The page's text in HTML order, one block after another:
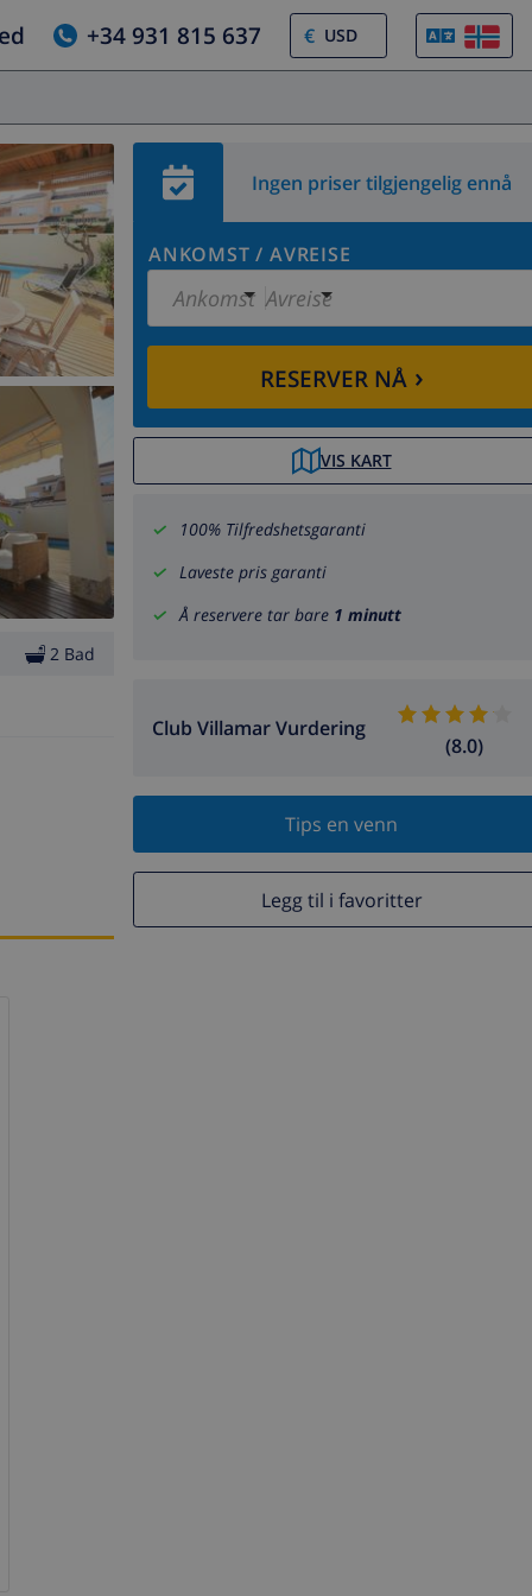
+34 931 815 637 €
Ingen priser tilgjengelig ennå
ANKOMST / AVREISE
Ankomst Avreise
RESERVER NÅ›
VIS KART
100% Tilfredshetsgaranti
Laveste pris garanti
Å reservere tar bare 1 minutt
Club Villamar Vurdering
(8.0)
Tips en venn
Legg til i favoritter
2 Bad